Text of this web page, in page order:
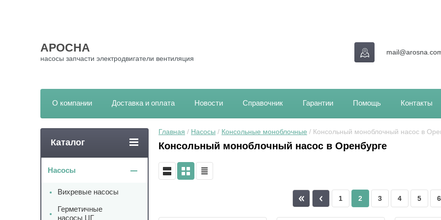
АРОСНА
насосы запчасти электродвигатели вентиляция
О компании Доставка и оплата Новости Справочник Гарантии Помощь Контакты
Главная / Насосы / Консольные моноблочные / Консольный моноблочный насос в
Консольный моноблочный насос в Оренбурге
1 2 3 4 5 6
Каталог
Насосы
Вихревые насосы
Герметичные
насосы ЦГ